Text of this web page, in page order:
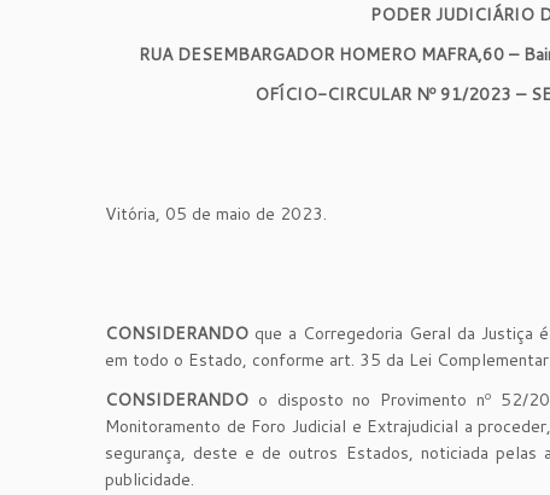
PODER JUDICIÁRIO
RUA DESEMBARGADOR HOMERO MAFRA,60 –
OFÍCIO-CIRCULAR Nº 91/2023 –
Vitória, 05 de maio de 2023.
CONSIDERANDO que a Corregedoria Geral da Justiça
em todo o Estado, conforme art. 35 da Lei
CONSIDERANDO o disposto no Provimento nº 52/
Monitoramento de Foro Judicial e Extrajudicial a
segurança, deste e de outros Estados, noticiada
publicidade.